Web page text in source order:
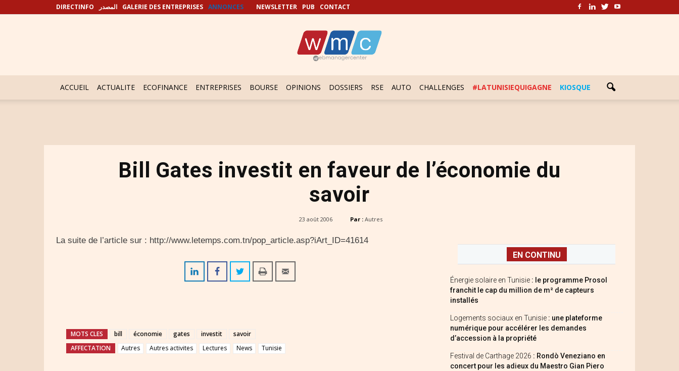
DIRECTINFO المصدر GALERIE DES ENTREPRISES ANNONCES NEWSLETTER PUB CONTACT
ACCUEIL ACTUALITE ECOFINANCE ENTREPRISES BOURSE OPINIONS DOSSIERS RSE AUTO CHALLENGES #LATUNISIEQUIGAGNE KIOSQUE
Bill Gates investit en faveur de l’économie du
savoir
23 août 2006 Par : Autres
La suite de l’article sur : http://www.letemps.com.tn/pop_article.asp?iArt_ID=41614
MOTS CLES bill économie gates investit
savoir
AFFECTATION
Autres Autres activites Lectures News Tunisie
EN CONTINU
Énergie solaire en Tunisie : le programme Prosol
franchit le cap du million de m² de capteurs
installés
Logements sociaux en Tunisie : une plateforme
numérique pour accélérer les demandes
d’accession à la propriété
Festival de Carthage 2026 : Rondò Veneziano en
concert pour les adieux du Maestro Gian Piero